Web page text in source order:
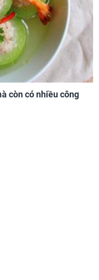
còn có nhiều công